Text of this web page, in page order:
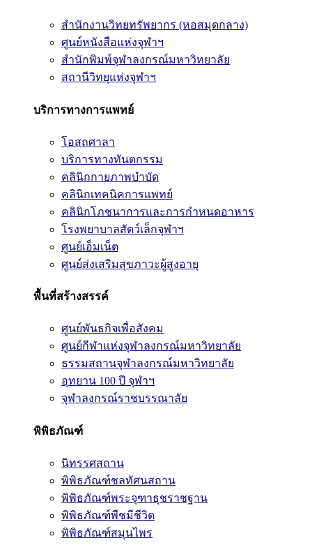
สำนักงานวิทยทรัพยากร (หอสมุดกลาง)
ศูนย์หนังสือแห่งจุฬาฯ
สำนักพิมพ์จุฬาลงกรณ์มหาวิทยาลัย
สถานีวิทยุแห่งจุฬาฯ
บริการทางการแพทย์
โอสถศาลา
บริการทางทันตกรรม
คลินิกกายภาพบำบัด
คลินิกเทคนิคการแพทย์
คลินิกโภชนาการและการกำหนดอาหาร
โรงพยาบาลสัตว์เล็กจุฬาฯ
ศูนย์เอ็มเน็ต
ศูนย์ส่งเสริมสุขภาวะผู้สูงอายุ
พื้นที่สร้างสรรค์
ศูนย์พันธกิจเพื่อสังคม
ศูนย์กีฬาแห่งจุฬาลงกรณ์มหาวิทยาลัย
ธรรมสถานจุฬาลงกรณ์มหาวิทยาลัย
อุทยาน 100 ปี จุฬาฯ
จุฬาลงกรณ์ราชบรรณาลัย
พิพิธภัณฑ์
นิทรรศสถาน
พิพิธภัณฑ์ชลทัศนสถาน
พิพิธภัณฑ์พระจุฑาธุชราชฐาน
พิพิธภัณฑ์พืชมีชีวิต
พิพิธภัณฑ์สมุนไพร